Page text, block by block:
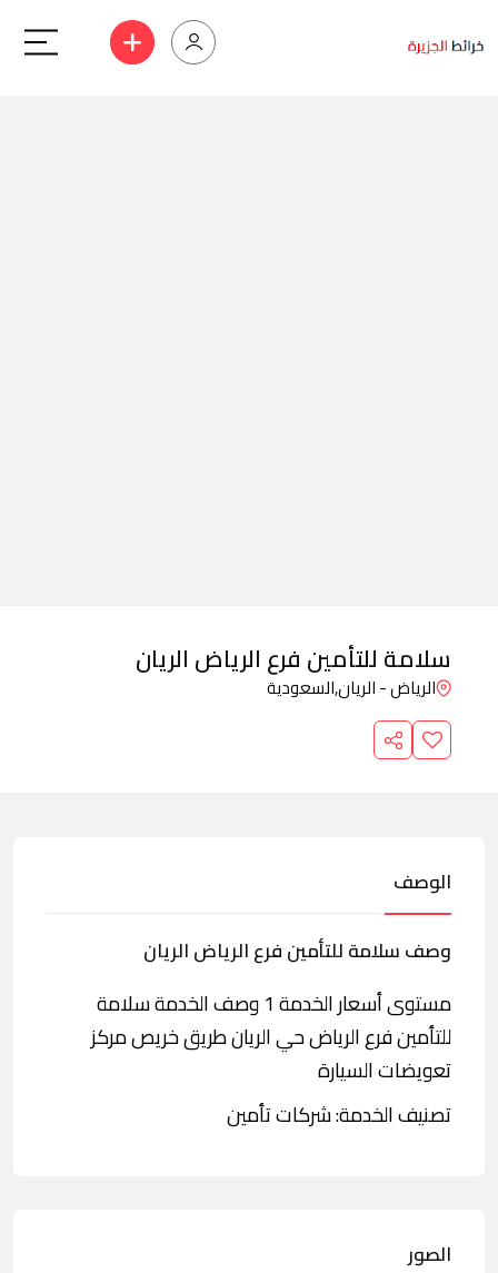
سلامة للتأمين فرع الرياض الريان
الرياض - الريان,السعودية
الوصف
وصف سلامة للتأمين فرع الرياض الريان
مستوى أسعار الخدمة 1 وصف الخدمة سلامة
للتأمين فرع الرياض حي الريان طريق خريص مركز
تعويضات السيارة
تصنيف الخدمة: شركات تأمين
الصور